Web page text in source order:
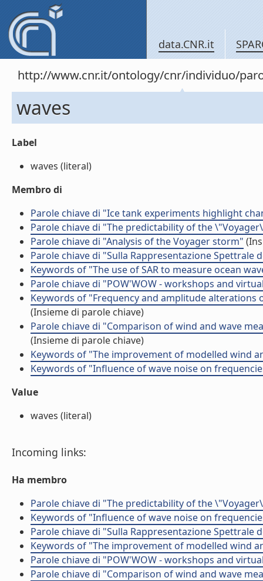
data.CNR.it
http://www.cnr.it/ontology/cnr/individuo/
waves
Label
waves (literal)
Membro di
Parole chiave di "Ice tank experiments highlight
Parole chiave di "The predictability of the
Parole chiave di "Analysis of the Voyager storm"
Parole chiave di "Sulla Rappresentazione Spettrale
Keywords of "The use of SAR to measure ocean
Parole chiave di "POW'WOW - workshops and
Keywords of "Frequency and amplitude
(Insieme di parole chiave)
Parole chiave di "Comparison of wind and wave
(Insieme di parole chiave)
Keywords of "The improvement of modelled wind
Keywords of "Influence of wave noise on
Value
waves (literal)
Incoming links:
Ha membro
Parole chiave di "The predictability of the
Keywords of "Influence of wave noise on
Parole chiave di "Sulla Rappresentazione Spettrale
Keywords of "The improvement of modelled wind
Parole chiave di "POW'WOW - workshops and
Parole chiave di "Comparison of wind and wave